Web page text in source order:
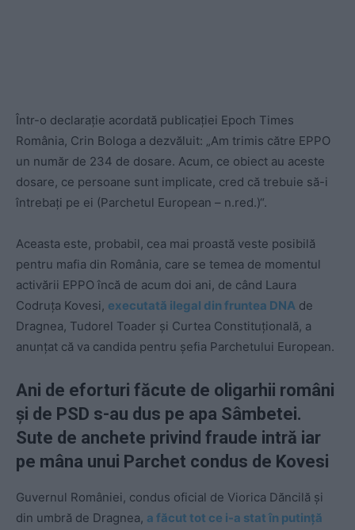
Într-o declarație acordată publicației Epoch Times
România, Crin Bologa a dezvăluit: „Am trimis către EPPO
un număr de 234 de dosare. Acum, ce obiect au aceste
dosare, ce persoane sunt implicate, cred că trebuie să-i
întrebați pe ei (Parchetul European – n.red.)“.
Aceasta este, probabil, cea mai proastă veste posibilă
pentru mafia din România, care se temea de momentul
activării EPPO încă de acum doi ani, de când Laura
Codruța Kovesi, executată ilegal din fruntea DNA de
Dragnea, Tudorel Toader și Curtea Constituțională, a
anunțat că va candida pentru șefia Parchetului European.
Ani de eforturi făcute de oligarhii români
și de PSD s-au dus pe apa Sâmbetei.
Sute de anchete privind fraude intră iar
pe mâna unui Parchet condus de Kovesi
Guvernul României, condus oficial de Viorica Dăncilă și
din umbră de Dragnea, a făcut tot ce i-a stat în putință